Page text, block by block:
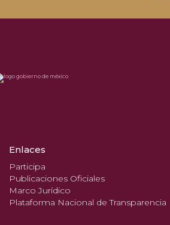
Enlaces
Participa
Publicaciones Oficiales
Marco Jurídico
Plataforma Nacional de Transparencia